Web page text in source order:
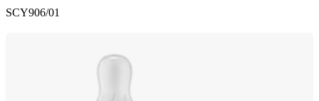
SCY906/01